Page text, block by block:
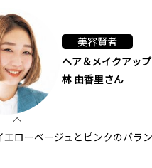
美容賢者
ヘア＆メイクアッ
林 由香里さん
エローベージュとピンクのバラ